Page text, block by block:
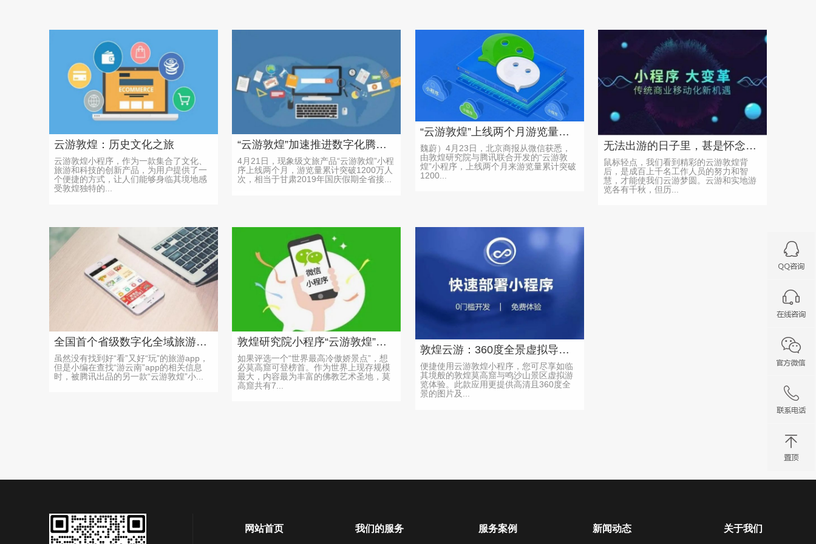
云游敦煌：历史文化之旅
云游敦煌小程序，作为一款集合了文化、
旅游和科技的创新产品，为用户提供了一
个便捷的方式，让人们能够身临其境地感
受敦煌独特的...
“云游敦煌”加速推进数字化腾讯提前2个月上线
4月21日，现象级文旅产品“云游敦煌”小程
序上线两个月，游览量累计突破1200万人
次，相当于甘肃2019年国庆假期全省接...
“云游敦煌”上线两个月游览量突破1200万人次
魏蔚）4月23日，北京商报从微信获悉，
由敦煌研究院与腾讯联合开发的“云游敦
煌”小程序，上线两个月来游览量累计突破
1200...
无法出游的日子里，甚是怀念那些踏遍祖国四方、饱览大好河山的美好时光
鼠标轻点，我们看到精彩的云游敦煌背
后，是成百上千名工作人员的努力和智
慧，才能使我们云游梦圆。云游和实地游
览各有千秋，但历...
全国首个省级数字化全域旅游服务平台诞生啦！
虽然没有找到好“看”又好“玩”的旅游app，
但是小编在查找“游云南”app的相关信息
时，被腾讯出品的另一款“云游敦煌”小...
敦煌研究院小程序“云游敦煌”重磅上线！
如果评选一个“世界最高冷傲娇景点”，想
必莫高窟可登榜首。作为世界上现存规模
最大，内容最为丰富的佛教艺术圣地，莫
高窟共有7...
敦煌云游：360度全景虚拟导览，文化传承与互动体验一网打尽
便捷使用云游敦煌小程序，您可尽享如临
其境般的敦煌莫高窟与鸣沙山景区虚拟游
览体验。此款应用更提供高清且360度全
景的图片及...
网站首页 我们的服务 服务案例 新闻动态 关于我们